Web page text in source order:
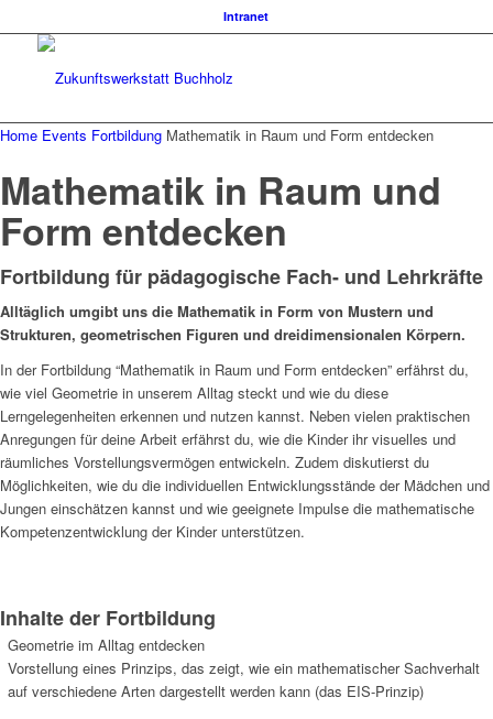
Intranet
Home Events Fortbildung Mathematik in Raum und Form entdecken
Mathematik in Raum und
Form entdecken
Fortbildung für pädagogische Fach- und Lehrkräfte
Alltäglich umgibt uns die Mathematik in Form von Mustern und
Strukturen, geometrischen Figuren und dreidimensionalen Körpern.
In der Fortbildung “Mathematik in Raum und Form entdecken” erfährst du,
wie viel Geometrie in unserem Alltag steckt und wie du diese
Lerngelegenheiten erkennen und nutzen kannst. Neben vielen praktischen
Anregungen für deine Arbeit erfährst du, wie die Kinder ihr visuelles und
räumliches Vorstellungsvermögen entwickeln. Zudem diskutierst du
Möglichkeiten, wie du die individuellen Entwicklungsstände der Mädchen und
Jungen einschätzen kannst und wie geeignete Impulse die mathematische
Kompetenzentwicklung der Kinder unterstützen.
Inhalte der Fortbildung
Geometrie im Alltag entdecken
Vorstellung eines Prinzips, das zeigt, wie ein mathematischer Sachverhalt
auf verschiedene Arten dargestellt werden kann (das EIS-Prinzip)